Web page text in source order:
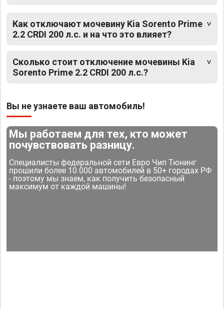
Как отключают мочевину Kia Sorento Prime
2.2 CRDI 200 л.с. и на что это влияет?
Сколько стоит отключение мочевины Kia
Sorento Prime 2.2 CRDI 200 л.с.?
Вы не узнаете ваш автомобиль!
Мы работаем для тех, кто может
почувствовать разницу.
Специалисты федеральной сети Евро Чип Тюнинг
прошили более 10 000 автомобилей в 50+ городах РФ
- поэтому мы знаем, как получить безопасный
максимум от каждой машины!